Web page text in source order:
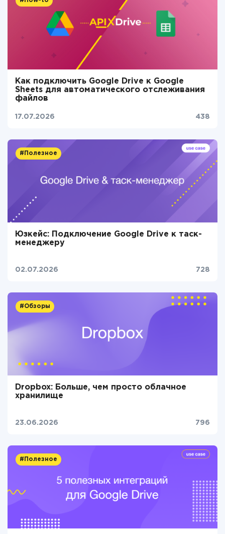
Как подключить Google Drive к Google
Sheets для автоматического отслеживания
файлов
17.07.2026 438
#Полезное
Юзкейс: Подключение Google Drive к таск-
менеджеру
02.07.2026 728
#Обзоры
Dropbox: Больше, чем просто облачное
хранилище
23.06.2026 796
#Полезное